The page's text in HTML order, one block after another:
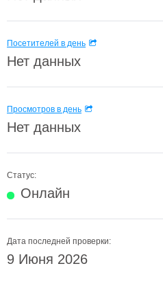
Посетителей в день
Нет данных
Просмотров в день
Нет данных
Статус:
Онлайн
Дата последней проверки:
9 Июня 2026